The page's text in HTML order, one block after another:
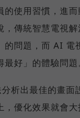
的使用習慣，進
，傳統智慧電視
的問題，而 AI 電
好」的體驗問題
析出最佳的畫面
，優化效果就會